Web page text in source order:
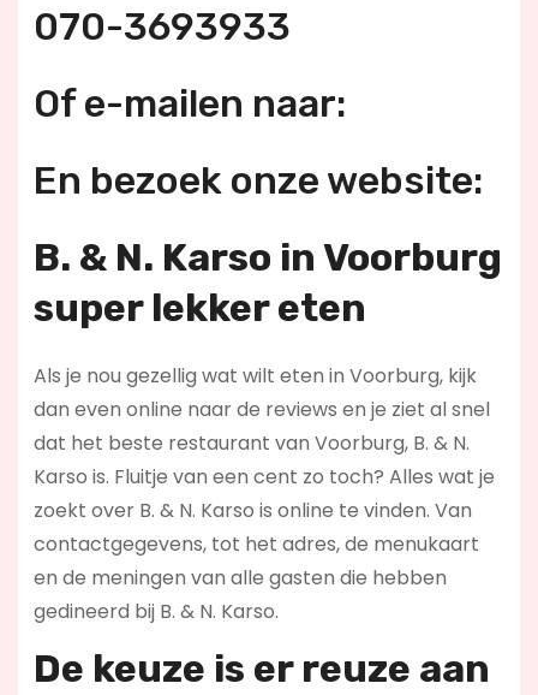
070-3693933
Of e-mailen naar:
En bezoek onze website:
B. & N. Karso in Voorburg
super lekker eten
Als je nou gezellig wat wilt eten in Voorburg, kijk
dan even online naar de reviews en je ziet al snel
dat het beste restaurant van Voorburg, B. & N.
Karso is. Fluitje van een cent zo toch? Alles wat je
zoekt over B. & N. Karso is online te vinden. Van
contactgegevens, tot het adres, de menukaart
en de meningen van alle gasten die hebben
gedineerd bij B. & N. Karso.
De keuze is er reuze aan